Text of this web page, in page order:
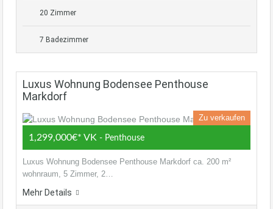
20 Zimmer
7 Badezimmer
Luxus Wohnung Bodensee Penthouse
Markdorf
Zu verkaufen
1,299,000€* VK - Penthouse
Luxus Wohnung Bodensee Penthouse Markdorf ca. 200 m²
wohnraum, 5 Zimmer, 2…
Mehr Details